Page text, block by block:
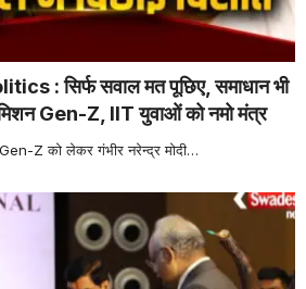
: सिर्फ सवाल मत पूछिए, समाधान भी
Gen-Z, IIT युवाओं को नमो मंत्र
Z को लेकर गंभीर नरेन्द्र मोदी…